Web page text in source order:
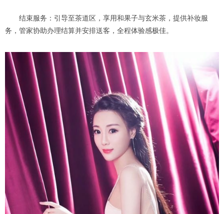
结束服务：引导至茶道区，享用和果子与玄米茶，提供补妆服
务，管家协助办理结算并安排送客，全程体验感极佳。